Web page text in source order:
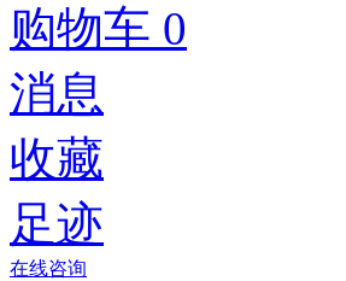
购物车 0
消息
收藏
足迹
在线咨询